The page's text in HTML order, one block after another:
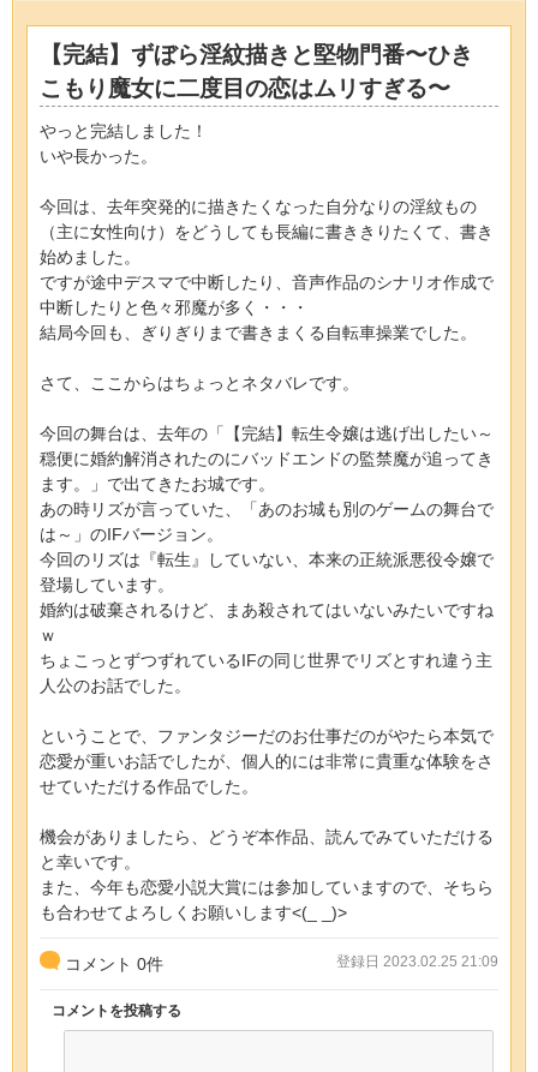
【完結】ずぼら淫紋描きと堅物門番〜ひき
こもり魔女に二度目の恋はムリすぎる〜
やっと完結しました！
いや長かった。
今回は、去年突発的に描きたくなった自分なりの淫紋もの
（主に女性向け）をどうしても長編に書ききりたくて、書き
始めました。
ですが途中デスマで中断したり、音声作品のシナリオ作成で
中断したりと色々邪魔が多く・・・
結局今回も、ぎりぎりまで書きまくる自転車操業でした。
さて、ここからはちょっとネタバレです。
今回の舞台は、去年の「【完結】転生令嬢は逃げ出したい～
穏便に婚約解消されたのにバッドエンドの監禁魔が追ってき
ます。」で出てきたお城です。
あの時リズが言っていた、「あのお城も別のゲームの舞台で
は～」のIFバージョン。
今回のリズは『転生』していない、本来の正統派悪役令嬢で
登場しています。
婚約は破棄されるけど、まあ殺されてはいないみたいですね
ｗ
ちょこっとずつずれているIFの同じ世界でリズとすれ違う主
人公のお話でした。
ということで、ファンタジーだのお仕事だのがやたら本気で
恋愛が重いお話でしたが、個人的には非常に貴重な体験をさ
せていただける作品でした。
機会がありましたら、どうぞ本作品、読んでみていただける
と幸いです。
また、今年も恋愛小説大賞には参加していますので、そちら
も合わせてよろしくお願いします<(_ _)>
コメント 0件 登録日 2023.02.25 21:09
コメントを投稿する